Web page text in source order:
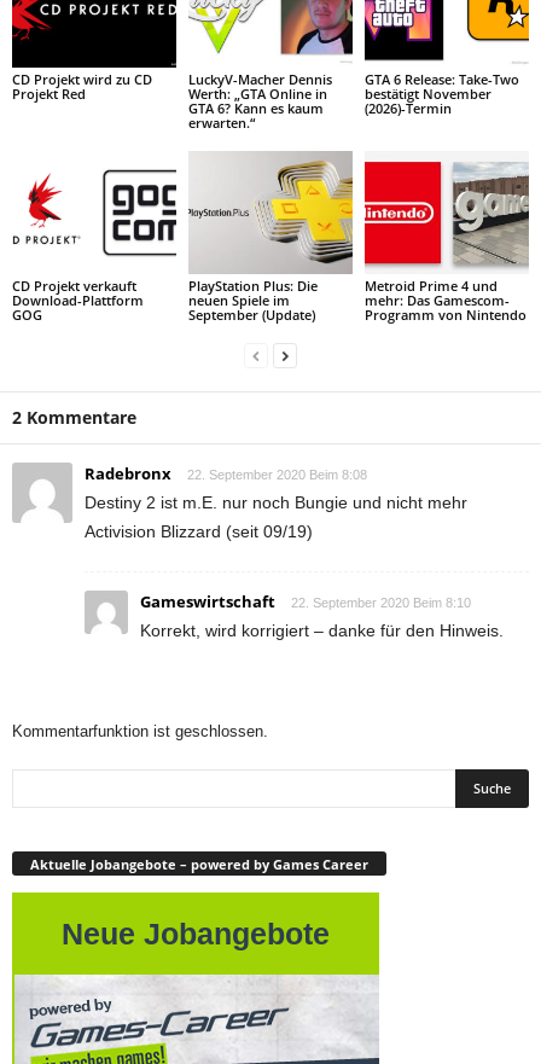
CD Projekt wird zu CD
Projekt Red
LuckyV-Macher Dennis
Werth: „GTA Online in
GTA 6? Kann es kaum
erwarten.“
GTA 6 Release: Take-Two
bestätigt November
(2026)-Termin
CD Projekt verkauft
Download-Plattform
GOG
PlayStation Plus: Die
neuen Spiele im
September (Update)
Metroid Prime 4 und
mehr: Das Gamescom-
Programm von Nintendo
2 Kommentare
Radebronx 22. September 2020 Beim 8:08
Destiny 2 ist m.E. nur noch Bungie und nicht mehr
Activision Blizzard (seit 09/19)
Gameswirtschaft 22. September 2020 Beim 8:10
Korrekt, wird korrigiert – danke für den Hinweis.
Kommentarfunktion ist geschlossen.
Aktuelle Jobangebote – powered by Games Career